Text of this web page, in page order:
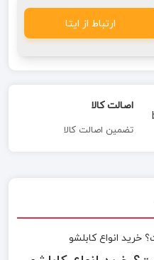
ارتباط از ایتا
اصالت کالا
تضمین اصالت کالا